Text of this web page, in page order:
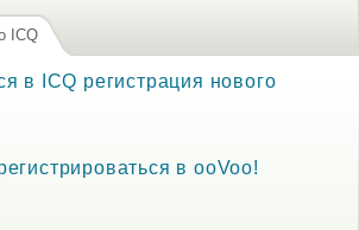
ICQ
в ICQ регистрация нового
в ooVoo!